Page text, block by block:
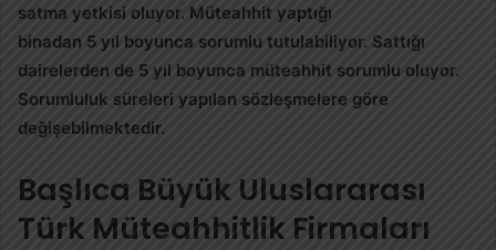
satma yetkisi oluyor. Müteahhit yaptığı
binadan 5 yıl boyunca sorumlu tutulabiliyor. Sattığı
dairelerden de 5 yıl boyunca müteahhit sorumlu oluyor.
Sorumluluk süreleri yapılan sözleşmelere göre
değişebilmektedir.
Başlıca Büyük Uluslararası
Türk Müteahhitlik Firmaları